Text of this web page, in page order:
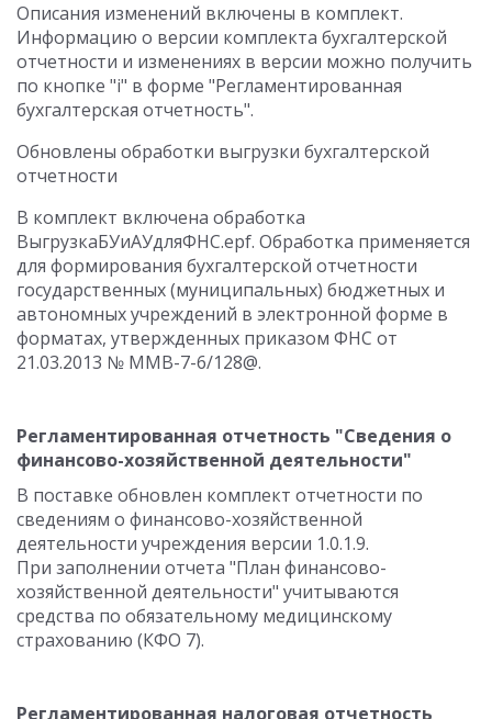
Описания изменений включены в комплект.
Информацию о версии комплекта бухгалтерской
отчетности и изменениях в версии можно получить
по кнопке "i" в форме "Регламентированная
бухгалтерская отчетность".
Обновлены обработки выгрузки бухгалтерской
отчетности
В комплект включена обработка
ВыгрузкаБУиАУдляФНС.epf. Обработка применяется
для формирования бухгалтерской отчетности
государственных (муниципальных) бюджетных и
автономных учреждений в электронной форме в
форматах, утвержденных приказом ФНС от
21.03.2013 № ММВ-7-6/128@.
Регламентированная отчетность "Сведения о
финансово-хозяйственной деятельности"
В поставке обновлен комплект отчетности по
сведениям о финансово-хозяйственной
деятельности учреждения версии 1.0.1.9.
При заполнении отчета "План финансово-
хозяйственной деятельности" учитываются
средства по обязательному медицинскому
страхованию (КФО 7).
Регламентированная налоговая отчетность